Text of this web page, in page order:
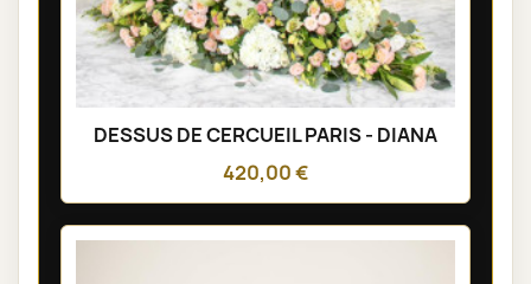
DESSUS DE CERCUEIL PARIS - DIANA
420,00 €